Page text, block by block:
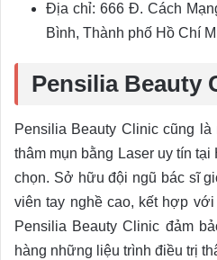
Địa chỉ: 666 Đ. Cách
Bình, Thành phố Hồ Chí
Pensilia Beauty
Pensilia Beauty Clinic cũng
thâm mụn bằng Laser uy tín
chọn. Sở hữu đội ngũ bác sĩ
viên tay nghề cao, kết hợp
Pensilia Beauty Clinic đảm
hàng những liệu trình điều trị